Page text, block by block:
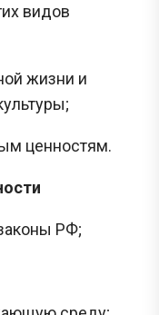
видов
жизни и
ценностям.
РФ;